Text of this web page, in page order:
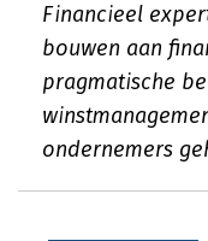
Financieel
bouwen aan
pragmatische
ondernemers